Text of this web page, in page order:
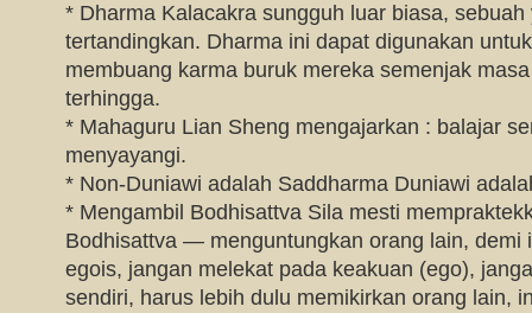
* Dharma Kalacakra sungguh luar biasa, sebuah
tertandingkan. Dharma ini dapat digunakan
membuang karma buruk mereka semenjak
terhingga.
* Mahaguru Lian Sheng mengajarkan : balajar
menyayangi.
* Non-Duniawi adalah Saddharma Duniawi
* Mengambil Bodhisattva Sila mesti
Bodhisattva — menguntungkan orang lain, demi
egois, jangan melekat pada keakuan (ego),
sendiri, harus lebih dulu memikirkan orang lain,